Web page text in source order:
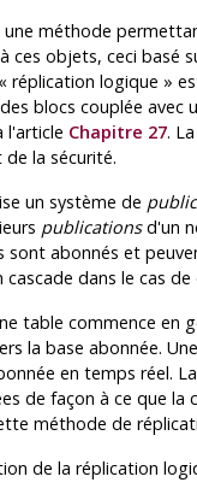
méthode
ces objets, ceci basé
« réplication logique »
blocs couplée
l'article Chapitre 27.
la sécurité.
un système de
publicationsd'un
sont abonnés et
dans le cas
table commence en
la base abonnée.
en temps réel.
de façon à ce que
méthode de
de la réplication